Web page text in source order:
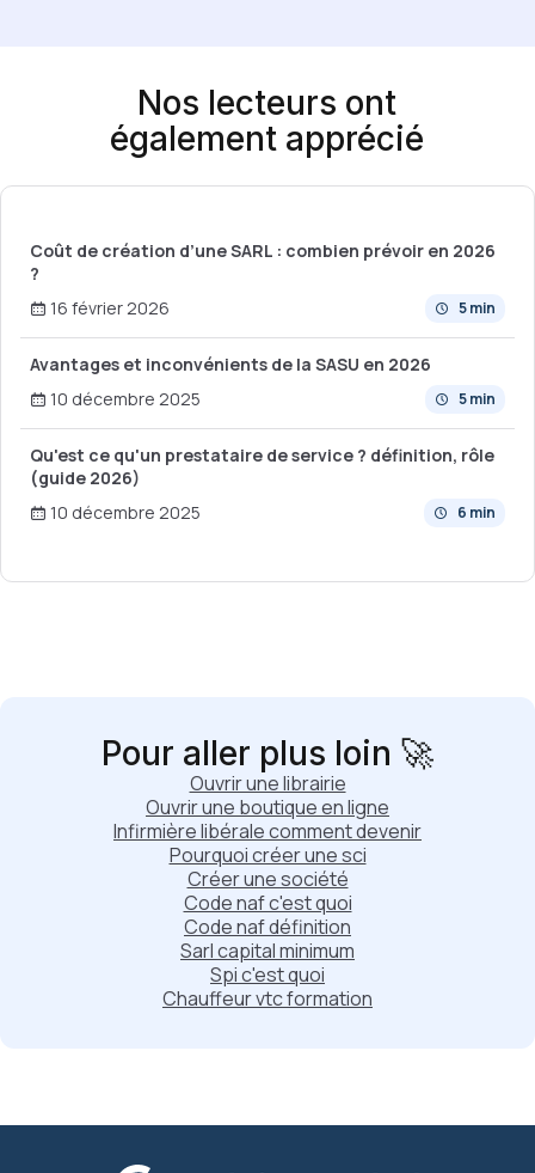
Nos lecteurs ont
également apprécié
Coût de création d’une SARL : combien prévoir en 2026
?
5 min
16 février 2026
Avantages et inconvénients de la SASU en 2026
5 min
10 décembre 2025
Qu'est ce qu'un prestataire de service ? définition, rôle
(guide 2026)
6 min
10 décembre 2025
Pour aller plus loin 🚀
Ouvrir une librairie
Ouvrir une boutique en ligne
Infirmière libérale comment devenir
Pourquoi créer une sci
Créer une société
Code naf c'est quoi
Code naf définition
Sarl capital minimum
Spi c'est quoi
Chauffeur vtc formation